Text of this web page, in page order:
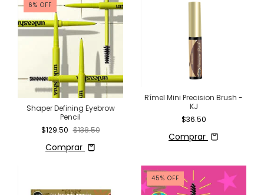
6% OFF
Shaper Defining Eyebrow
Pencil
$129.50 $138.50
Comprar
Rímel Mini Precision Brush -
KJ
$36.50
Comprar
45% OFF